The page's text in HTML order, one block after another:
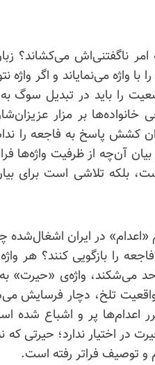
امر ناگفتنی‌اش می‌کشاند؟
با واژه می‌نمایاند و اگر
را باید در تبدیل سوگ
برخی خانواده‌ها بر مزار
کشش پاسخ به فاجعه را
آن‌چه از ظرفیت واژه‌ها
بلکه تلاشی است برای
«اعدام» در ایران
را بازگویی کنند؟ هر
واژه‌ی «حیرت» به
واقعیت تلخ، دچار فرسایش
اعدام‌ها پر و اشباع شده
در اختیار ندارد؛ حیرتی که
توصیف فراتر رفته است.